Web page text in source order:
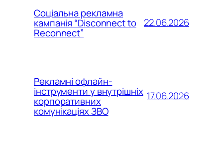
Соціальна рекламна
кампанія “Disconnect to
Reconnect”
22.06.2026
Рекламні офлайн-
інструменти у внутрішніх
корпоративних
комунікаціях ЗВО
17.06.2026